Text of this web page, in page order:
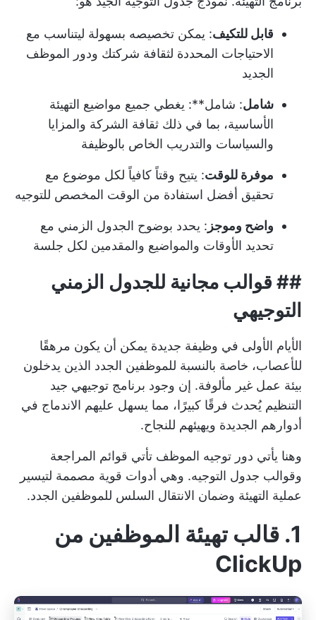
قابل للتكيف: يمكن تخصيصه بسهولة ليتناسب مع
الاحتياجات المحددة لثقافة شركتك ودور الموظف
الجديد
شامل: شامل**: يغطي جميع مواضيع التهيئة
الأساسية، بما في ذلك ثقافة الشركة والمزايا
والسياسات والتدريب الخاص بالوظيفة
موفرة للوقت: يتيح وقتاً كافياً لكل موضوع مع
تحقيق أفضل استفادة من الوقت المخصص للتوجيه
واضح وموجز : يحدد بوضوح الجدول الزمني مع
تحديد الأوقات والمواضيع والمقدمين لكل جلسة
## قوالب مجانية للجدول الزمني
التوجيهي
الأيام الأولى في وظيفة جديدة يمكن أن يكون مرهقًا
للأعصاب، خاصة بالنسبة للموظفين الجدد الذين يدخلون
بيئة عمل غير مألوفة. إن وجود برنامج توجيهي جيد
التنظيم يُحدث فرقًا كبيرًا، مما يسهل عليهم الاندماج في
أدوارهم الجديدة ويهيئهم للنجاح.
وهنا يأتي دور توجيه الموظف تأتي قوائم المراجعة
وقوالب جدول التوجيه. وهي أدوات قوية مصممة لتيسير
عملية التهيئة وضمان الانتقال السلس للموظفين الجدد.
1. قالب تهيئة الموظفين من
ClickUp